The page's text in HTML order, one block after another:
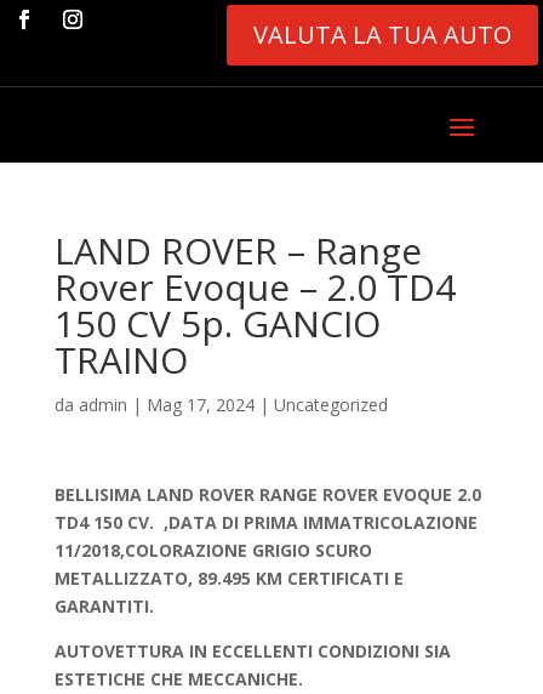
VALUTA LA TUA AUTO
LAND ROVER – Range
Rover Evoque – 2.0 TD4
150 CV 5p. GANCIO
TRAINO
da admin | Mag 17, 2024| Uncategorized
BELLISIMA LAND ROVER RANGE ROVER EVOQUE 2.0
TD4 150 CV. ,DATA DI PRIMA IMMATRICOLAZIONE
11/2018,COLORAZIONE GRIGIO SCURO
METALLIZZATO, 89.495 KM CERTIFICATI E
GARANTITI.
AUTOVETTURA IN ECCELLENTI CONDIZIONI SIA
ESTETICHE CHE MECCANICHE.